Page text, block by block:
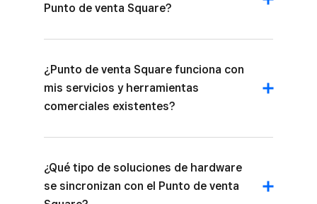
Punto de venta Square?
¿Punto de venta Square funciona con
mis servicios y herramientas
comerciales existentes?
¿Qué tipo de soluciones de hardware
se sincronizan con el Punto de venta